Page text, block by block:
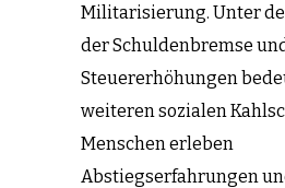
Militarisierung. Unter
der Schuldenbremse
Steuererhöhungen
weiteren sozialen
Menschen erleben
Abstiegserfahrungen